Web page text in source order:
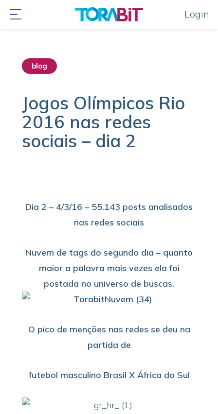
Login
blog
Jogos Olímpicos Rio
2016 nas redes
sociais – dia 2
Dia 2 – 4/3/16 – 55.143 posts analisados
nas redes sociais
Nuvem de tags do segundo dia – quanto
maior a palavra mais vezes ela foi
postada no universo de buscas.
O pico de menções nas redes se deu na
partida de
futebol masculino Brasil X África do Sul